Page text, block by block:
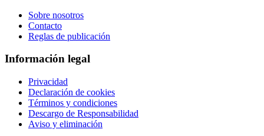
Sobre nosotros
Contacto
Reglas de publicación
Información legal
Privacidad
Declaración de cookies
Términos y condiciones
Descargo de Responsabilidad
Aviso y eliminación